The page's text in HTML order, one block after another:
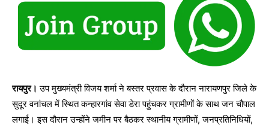
रायपुर। उप मुख्यमंत्री विजय शर्मा ने बस्तर प्रवास के दौरान नारायणपुर जिले के
सुदूर वनांचल में स्थित कन्हारगांव सेवा डेरा पहुंचकर ग्रामीणों के साथ जन चौपाल
लगाई। इस दौरान उन्होंने जमीन पर बैठकर स्थानीय ग्रामीणों, जनप्रतिनिधियों,